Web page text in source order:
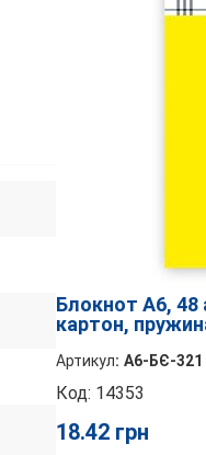
Блокнот А6, 48
картон,
Артикул: А6-БЄ-321
Код: 14353
18.42 грн